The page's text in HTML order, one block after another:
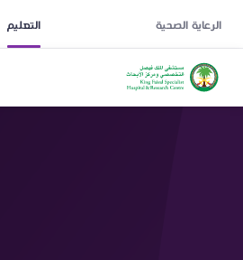
الرعاية الصحية التعليم